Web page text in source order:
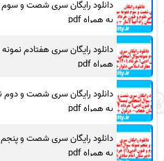
دانلود رایگان سری شصت و
به همراه pdf
دانلود رایگان سری هفتادم
همراه pdf
دانلود رایگان سری شصت و دوم
به همراه pdf
دانلود رایگان سری شصت و
به همراه pdf